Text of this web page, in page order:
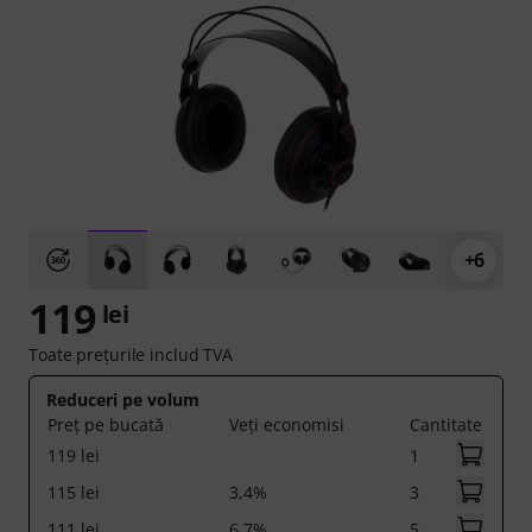
+6
119 lei
Toate prețurile includ TVA
Reduceri pe volum
Preț pe bucată
Veți economisi
Cantitate
119 lei
1
115 lei
3,4%
3